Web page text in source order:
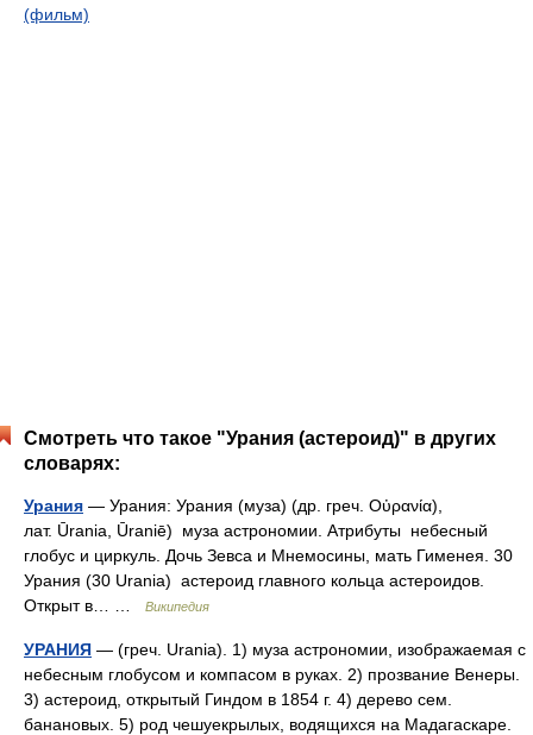
(фильм)
Смотреть что такое "Урания (астероид)" в других
словарях:
Урания — Урания: Урания (муза) (др. греч. Οὐρανία),
лат. Ūrania, Ūraniē) муза астрономии. Атрибуты небесный
глобус и циркуль. Дочь Зевса и Мнемосины, мать Гименея. 30
Урания (30 Urania) астероид главного кольца астероидов.
Открыт в… …
Википедия
УРАНИЯ — (греч. Urania). 1) муза астрономии, изображаемая с
небесным глобусом и компасом в руках. 2) прозвание Венеры.
3) астероид, открытый Гиндом в 1854 г. 4) дерево сем.
банановых. 5) род чешуекрылых, водящихся на Мадагаскаре.